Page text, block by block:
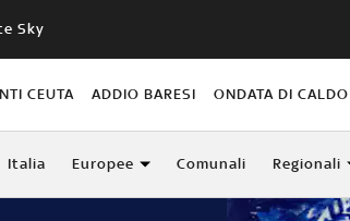
Sky
CEUTA ADDIO BARESI ONDATA DI CALDO
Italia Europee Comunali Regionali